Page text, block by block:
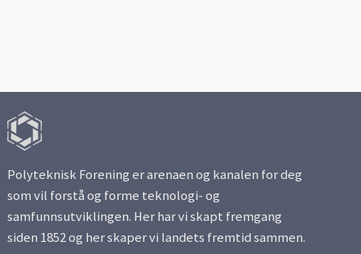
Polyteknisk Forening er arenaen og kanalen for deg
som vil forstå og forme teknologi- og
samfunnsutviklingen. Her har vi skapt fremgang
siden 1852 og her skaper vi landets fremtid sammen.